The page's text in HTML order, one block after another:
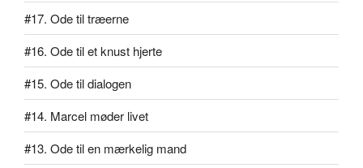
#17. Ode til træerne
#16. Ode til et knust hjerte
#15. Ode til dialogen
#14. Marcel møder livet
#13. Ode til en mærkelig mand